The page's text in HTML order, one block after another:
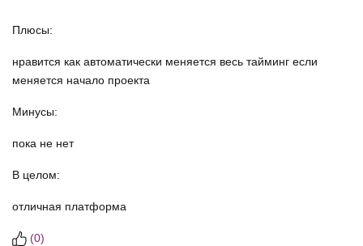
Плюсы:
нравится как автоматически меняется весь тайминг если
меняется начало проекта
Минусы:
пока не нет
В целом:
отличная платформа
(0)